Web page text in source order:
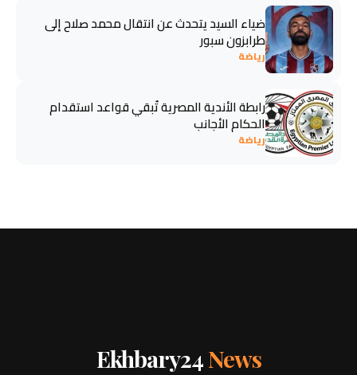
ضياء السيد يتحدث عن انتقال محمد صلاح إلى
طرابزون سبور
رياضة
رابطة الأندية المصرية تُبقي قواعد استقدام
الحكام الأجانب
رياضة
Ekhbary24News